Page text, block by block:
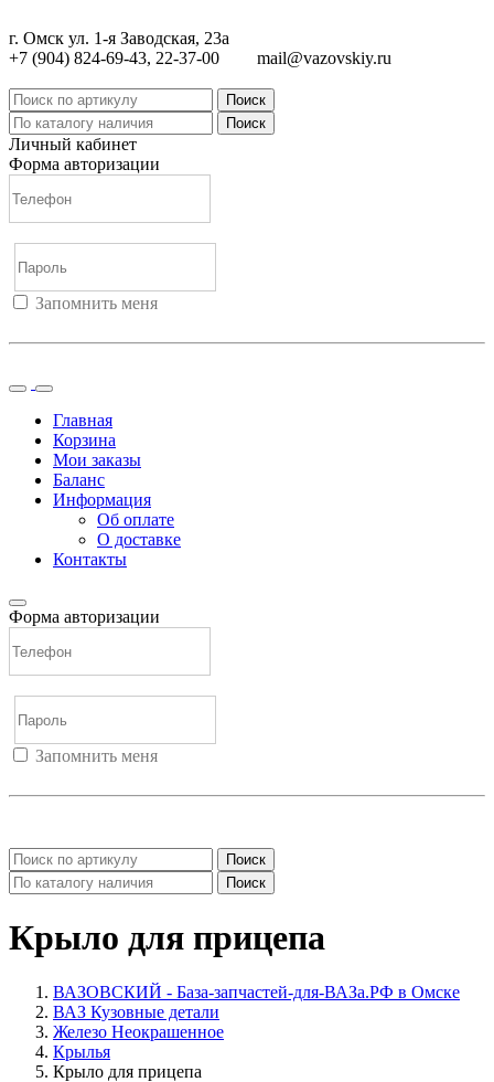
г. Омск ул. 1-я Заводская, 23а
+7 (904) 824-69-43, 22-37-00
mail@vazovskiy.ru
Поиск
Поиск
Личный кабинет
Форма авторизации
Запомнить меня
Главная
Корзина
Мои заказы
Баланс
Информация
Об оплате
О доставке
Контакты
Форма авторизации
Запомнить меня
Поиск
Поиск
Крыло для прицепа
ВАЗОВСКИЙ - База-запчастей-для-ВАЗа.РФ в Омске
ВАЗ Кузовные детали
Железо Неокрашенное
Крылья
Крыло для прицепа